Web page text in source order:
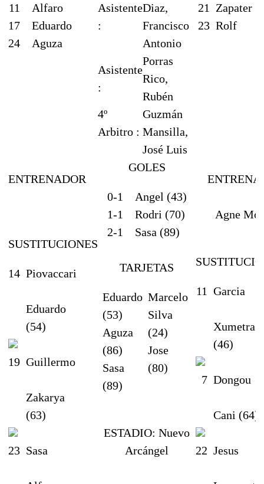
11
Alfaro
17
Eduardo
24
Aguza
Asistente
:
Diaz,
Francisco
Antonio
Asistente
:
Porras
Rico,
Rubén
4º
Arbitro :
Guzmán
Mansilla,
José Luis
21
Zapater
23 Rolf
ENTRENADOR
SUSTITUCIONES
14 Piovaccari
Eduardo
(54)
19 Guillermo
Zakarya
(63)
23 Sasa
GOLES
0-1
Angel (43)
1-1
Rodri (70)
2-1
Sasa (89)
TARJETAS
Eduardo
(53)
Aguza
(86)
Sasa
(89)
Marcelo
Silva
(24)
Jose
(80)
ESTADIO: Nuevo
Arcángel
Agne
11 Garcia
Xumetra
(46)
7 Dongou
Cani (64)
22 Jesus